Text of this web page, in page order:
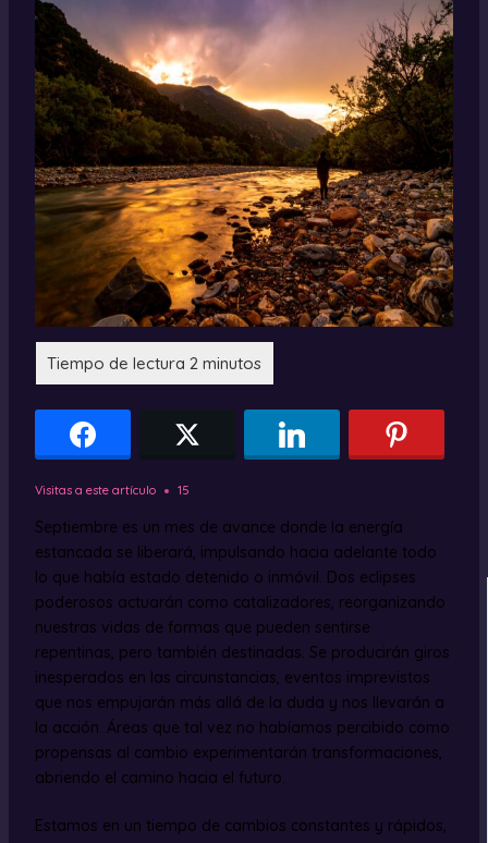
Visitas a este artículo 15
Septiembre es un mes de avance donde la energía
estancada se liberará, impulsando hacia adelante todo
lo que había estado detenido o inmóvil. Dos eclipses
poderosos actuarán como catalizadores, reorganizando
nuestras vidas de formas que pueden sentirse
repentinas, pero también destinadas. Se producirán giros
inesperados en las circunstancias, eventos imprevistos
que nos empujarán más allá de la duda y nos llevarán a
la acción. Áreas que tal vez no habíamos percibido como
propensas al cambio experimentarán transformaciones,
abriendo el camino hacia el futuro.
Estamos en un tiempo de cambios constantes y rápidos,